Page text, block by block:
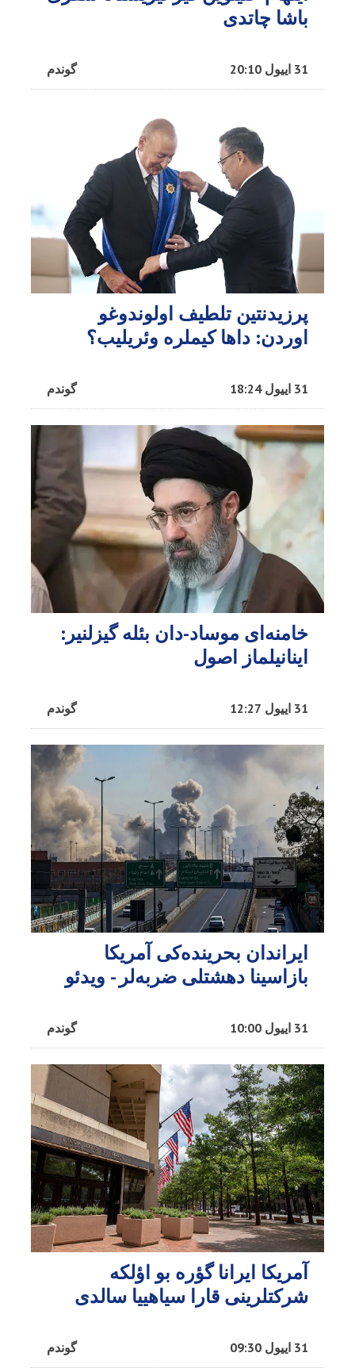
باشا چاتدی
گوندم 31 اییول 20:10
پرزیدنتین تلطیف اولوندوغو
اوردن: داها کیملره وئریلیب؟
گوندم 31 اییول 18:24
خامنه‌ای موساد-دان بئله گیزلنیر:
اینانیلماز اصول
گوندم 31 اییول 12:27
ایراندان بحرینده‌کی آمریکا
بازاسینا دهشتلی ضربه‌لر - ویدئو
گوندم 31 اییول 10:00
آمریکا ایرانا گؤره بو اؤلکه
شرکتلرینی قارا سیاهییا سالدی
گوندم 31 اییول 09:30